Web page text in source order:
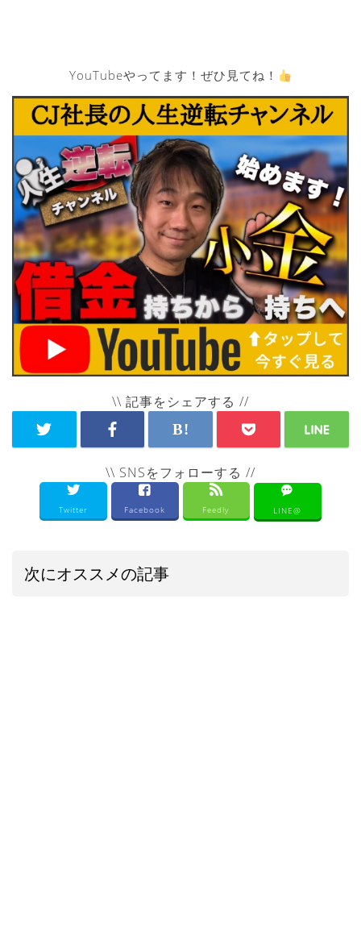
YouTubeやってます！ぜひ見てね！
\\ 記事をシェアする //
\\ SNSをフォローする //
Twitter Facebook Feedly LINE@
次にオススメの記事